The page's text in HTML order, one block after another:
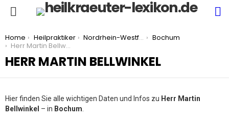
You are here:
Home Heilpraktiker Nordrhein-Westfalen
Bochum
Herr Martin Bellwinkel
HERR MARTIN BELLWINKEL
Hier finden Sie alle wichtigen Daten und Infos zu Herr Martin
Bellwinkel – in Bochum